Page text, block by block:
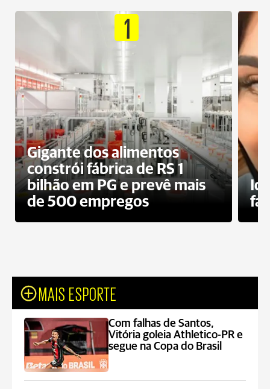
1
Gigante dos alimentos
constrói fábrica de RS 1
bilhão em PG e prevê mais
de 500 empregos
MAIS ESPORTE
Com falhas de Santos,
Vitória goleia Athletico-PR e
segue na Copa do Brasil